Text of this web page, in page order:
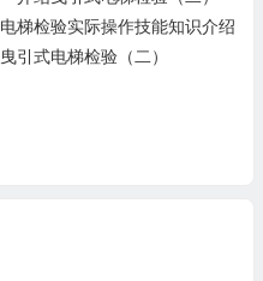
电梯检验实际操作技能知识介绍
曳引式电梯检验（二）